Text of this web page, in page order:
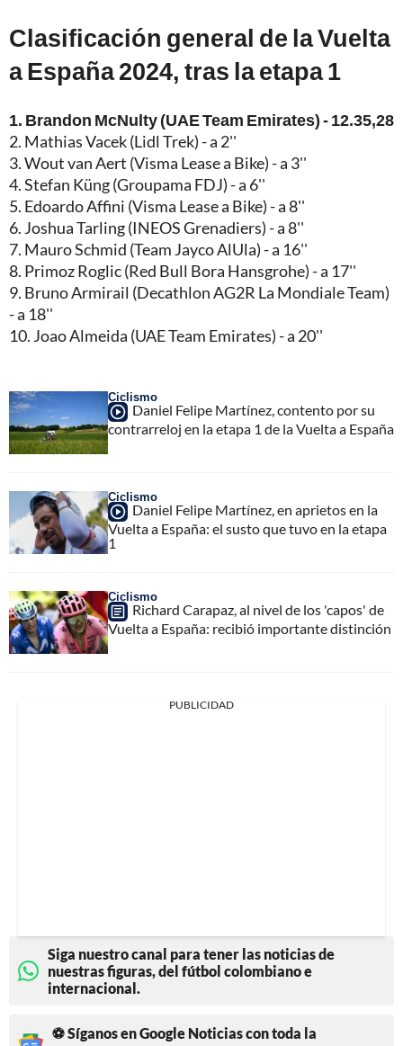
Clasificación general de la Vuelta
a España 2024, tras la etapa 1
1. Brandon McNulty (UAE Team Emirates) - 12.35,28
2. Mathias Vacek (Lidl Trek) - a 2''
3. Wout van Aert (Visma Lease a Bike) - a 3''
4. Stefan Küng (Groupama FDJ) - a 6''
5. Edoardo Affini (Visma Lease a Bike) - a 8''
6. Joshua Tarling (INEOS Grenadiers) - a 8''
7. Mauro Schmid (Team Jayco AlUla) - a 16''
8. Primoz Roglic (Red Bull Bora Hansgrohe) - a 17''
9. Bruno Armirail (Decathlon AG2R La Mondiale Team)
- a 18''
10. Joao Almeida (UAE Team Emirates) - a 20''
Ciclismo
Daniel Felipe Martínez, contento por su
contrarreloj en la etapa 1 de la Vuelta a España
Ciclismo
Daniel Felipe Martínez, en aprietos en la
Vuelta a España: el susto que tuvo en la etapa
1
Ciclismo
Richard Carapaz, al nivel de los 'capos' de
Vuelta a España: recibió importante distinción
PUBLICIDAD
Siga nuestro canal para tener las noticias de
nuestras figuras, del fútbol colombiano e
internacional.
⚽ Síganos en Google Noticias con toda la